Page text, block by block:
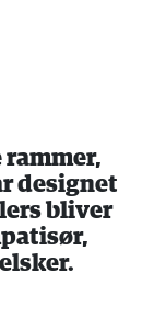
rammer,
designet
bliver